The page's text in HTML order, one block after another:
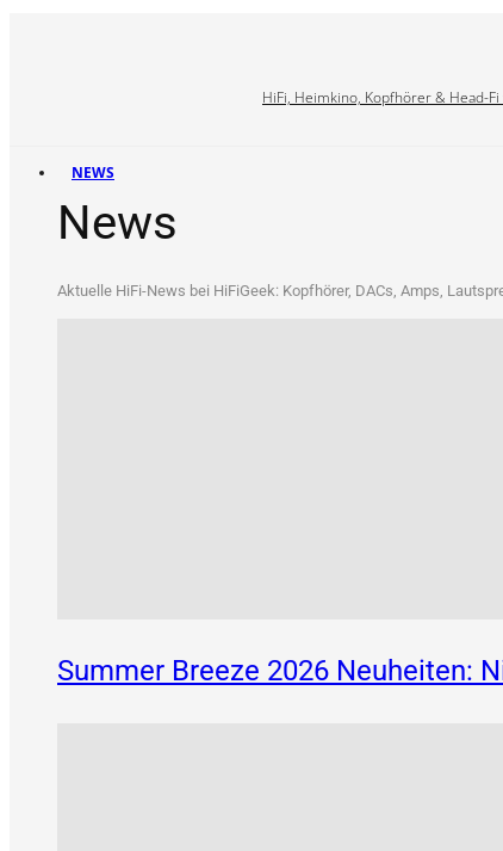
HiFi, Heimkino, Kopfhörer & Head-
NEWS
News
Aktu­el­le HiFi-News bei HiFi­Ge­ek: Kopf­hö­rer, DACs, Amps,
Summer Breeze 2026 Neuheiten: